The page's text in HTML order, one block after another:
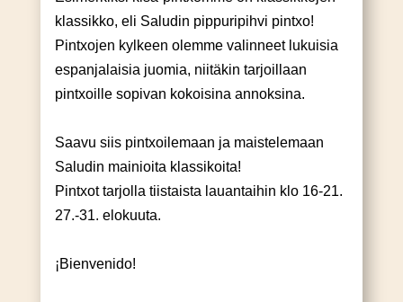
klassikko, eli Saludin pippuripihvi pintxo!
Pintxojen kylkeen olemme valinneet lukuisia
espanjalaisia juomia, niitäkin tarjoillaan
pintxoille sopivan kokoisina annoksina.
Saavu siis pintxoilemaan ja maistelemaan
Saludin mainioita klassikoita!
Pintxot tarjolla tiistaista lauantaihin klo 16-21.
27.-31. elokuuta.
¡Bienvenido!